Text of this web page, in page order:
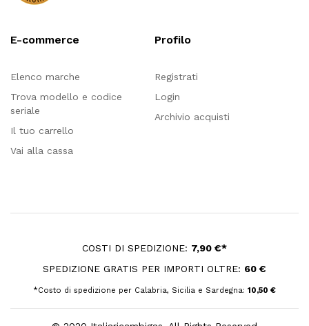
E-commerce
Elenco marche
Trova modello e codice
seriale
Il tuo carrello
Vai alla cassa
Profilo
Registrati
Login
Archivio acquisti
COSTI DI SPEDIZIONE: 7,90 €*
SPEDIZIONE GRATIS PER IMPORTI OLTRE: 60 €
*Costo di spedizione per Calabria, Sicilia e Sardegna: 10,50 €